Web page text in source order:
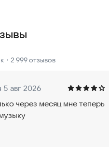
подберут песни
и тысячи подкастов
песни, новые
Наслаждайтесь мировой и
на ваших
помогут найти
артист и подпевать
・2 999 отзывов
авг 2026
через месяц мне теперь